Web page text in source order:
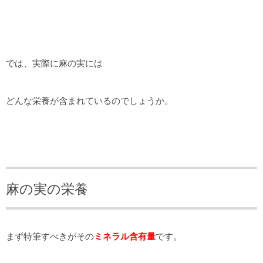
では、実際に麻の実には
どんな栄養が含まれているのでしょうか。
麻の実の栄養
まず特筆すべきがそのミネラル含有量です。